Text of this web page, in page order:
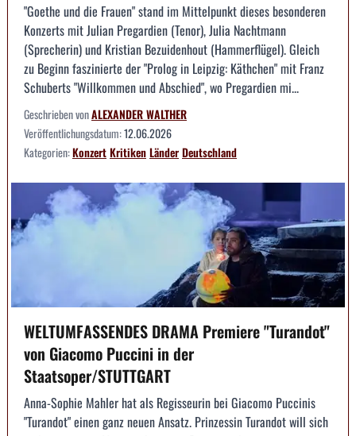
"Goethe und die Frauen" stand im Mittelpunkt dieses besonderen
Konzerts mit Julian Pregardien (Tenor), Julia Nachtmann
(Sprecherin) und Kristian Bezuidenhout (Hammerflügel). Gleich
zu Beginn faszinierte der "Prolog in Leipzig: Käthchen" mit Franz
Schuberts "Willkommen und Abschied", wo Pregardien mi...
Geschrieben vonALEXANDER WALTHER
Veröffentlichungsdatum:12.06.2026
Kategorien:KonzertKritikenLänderDeutschland
WELTUMFASSENDES DRAMA Premiere "Turandot"
von Giacomo Puccini in der
Staatsoper/STUTTGART
Anna-Sophie Mahler hat als Regisseurin bei Giacomo Puccinis
"Turandot" einen ganz neuen Ansatz. Prinzessin Turandot will sich